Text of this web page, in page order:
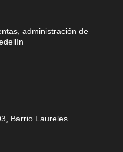
administración de
Barrio Laureles